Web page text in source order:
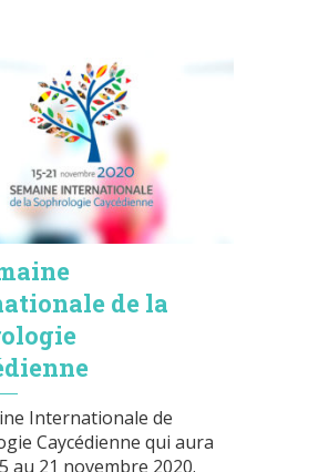
de la
Internationale de
Caycédienne qui aura
au 21 novembre 2020.